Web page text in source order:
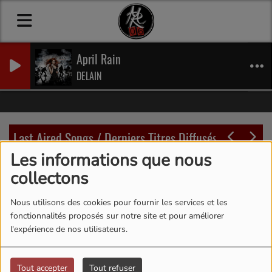
Les informations que nous
collectons
Nous utilisons des cookies pour fournir les services et les
fonctionnalités proposés sur notre site et pour améliorer
l'expérience de nos utilisateurs.
Tout accepter Tout refuser
April Rain
DELAIN
Last Aired Songs / Derniers Titres Diffusés
22:30 22:28